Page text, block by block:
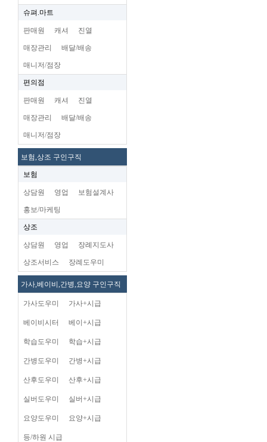
슈펴.마트
판매원 캐셔 진열
매장관리 배달/배송
매니저/점장
편의점
판매원 캐셔 진열
매장관리 배달/배송
매니저/점장
보험,상조 구인구직
보험
상담원 영업 보험설계사
홍보/마케팅
상조
상담원 영업 장례지도사
상조서비스 장례도우미
가사,베이비,간병,요양 구인구직
가사도우미 가사+시급
베이비시터 베이+시급
학습도우미 학습+시급
간병도우미 간병+시급
산후도우미 산후+시급
실버도우미 실버+시급
요양도우미 요양+시급
등/하원 시급